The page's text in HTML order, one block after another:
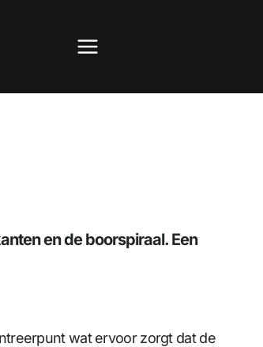
en de boorspiraal. Een
wat ervoor zorgt dat de